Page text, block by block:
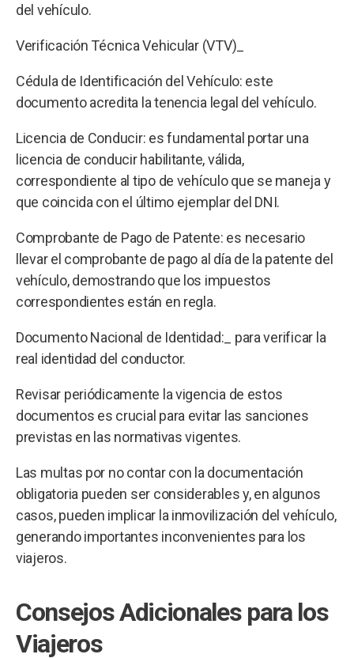
del vehículo.
Verificación Técnica Vehicular (VTV)_
Cédula de Identificación del Vehículo: este
documento acredita la tenencia legal del vehículo.
Licencia de Conducir: es fundamental portar una
licencia de conducir habilitante, válida,
correspondiente al tipo de vehículo que se maneja y
que coincida con el último ejemplar del DNI.
Comprobante de Pago de Patente: es necesario
llevar el comprobante de pago al día de la patente del
vehículo, demostrando que los impuestos
correspondientes están en regla.
Documento Nacional de Identidad:_ para verificar la
real identidad del conductor.
Revisar periódicamente la vigencia de estos
documentos es crucial para evitar las sanciones
previstas en las normativas vigentes.
Las multas por no contar con la documentación
obligatoria pueden ser considerables y, en algunos
casos, pueden implicar la inmovilización del vehículo,
generando importantes inconvenientes para los
viajeros.
Consejos Adicionales para los
Viajeros